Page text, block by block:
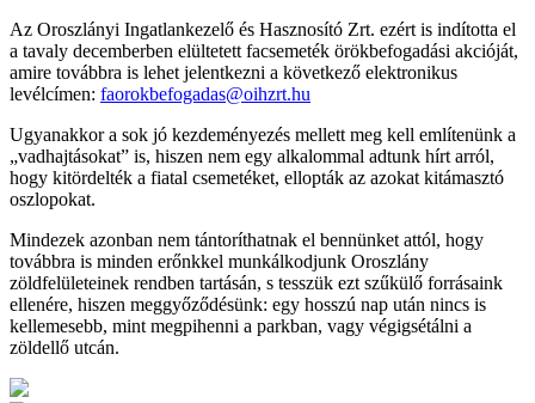
Az Oroszlányi Ingatlankezelő és Hasznosító Zrt. ezért is indította el
a tavaly decemberben elültetett facsemeték örökbefogadási akcióját,
amire továbbra is lehet jelentkezni a következő elektronikus
levélcímen: faorokbefogadas@oihzrt.hu
Ugyanakkor a sok jó kezdeményezés mellett meg kell említenünk a
„vadhajtásokat” is, hiszen nem egy alkalommal adtunk hírt arról,
hogy kitördelték a fiatal csemetéket, ellopták az azokat kitámasztó
oszlopokat.
Mindezek azonban nem tántoríthatnak el bennünket attól, hogy
továbbra is minden erőnkkel munkálkodjunk Oroszlány
zöldfelületeinek rendben tartásán, s tesszük ezt szűkülő forrásaink
ellenére, hiszen meggyőződésünk: egy hosszú nap után nincs is
kellemesebb, mint megpihenni a parkban, vagy végigsétálni a
zöldellő utcán.